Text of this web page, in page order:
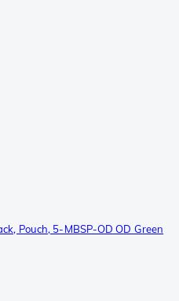
Pouch, 5-MBSP-OD OD Green